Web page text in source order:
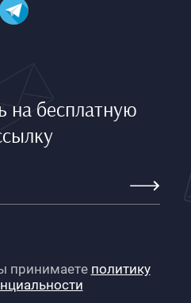
на бесплатную
принимаете политику